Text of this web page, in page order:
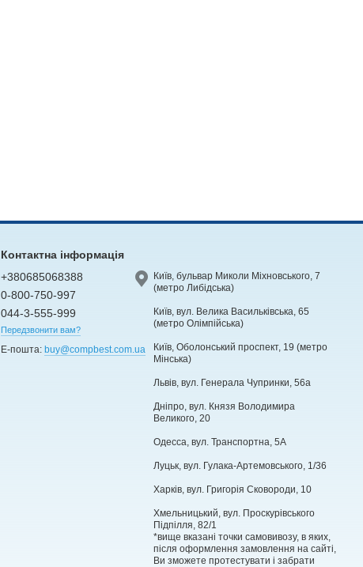
Контактна інформація
+380685068388
0-800-750-997
044-3-555-999
Передзвонити вам?
Е-пошта:buy@compbest.com.ua
Київ, бульвар Миколи Міхновського, 7
(метро Либідська)
Київ, вул. Велика Васильківська, 65
(метро Олімпійська)
Київ, Оболонський проспект, 19 (метро
Мінська)
Львів, вул. Генерала Чупринки, 56а
Дніпро, вул. Князя Володимира
Великого, 20
Одесса, вул. Транспортна, 5А
Луцьк, вул. Гулака-Артемовського, 1/36
Харків, вул. Григорія Сковороди, 10
Хмельницький, вул. Проскурівського
Підпілля, 82/1
*вище вказані точки самовивозу, в яких,
після оформлення замовлення на сайті,
Ви зможете протестувати і забрати